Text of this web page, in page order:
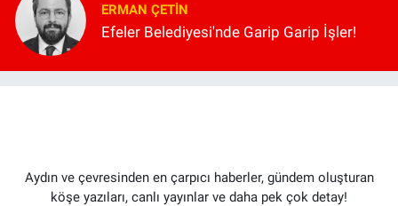
ERMAN ÇETIN
Efeler Belediyesi'nde Garip Garip İşler!
Aydın ve çevresinden en çarpıcı haberler, gündem oluşturan
köşe yazıları, canlı yayınlar ve daha pek çok detay!